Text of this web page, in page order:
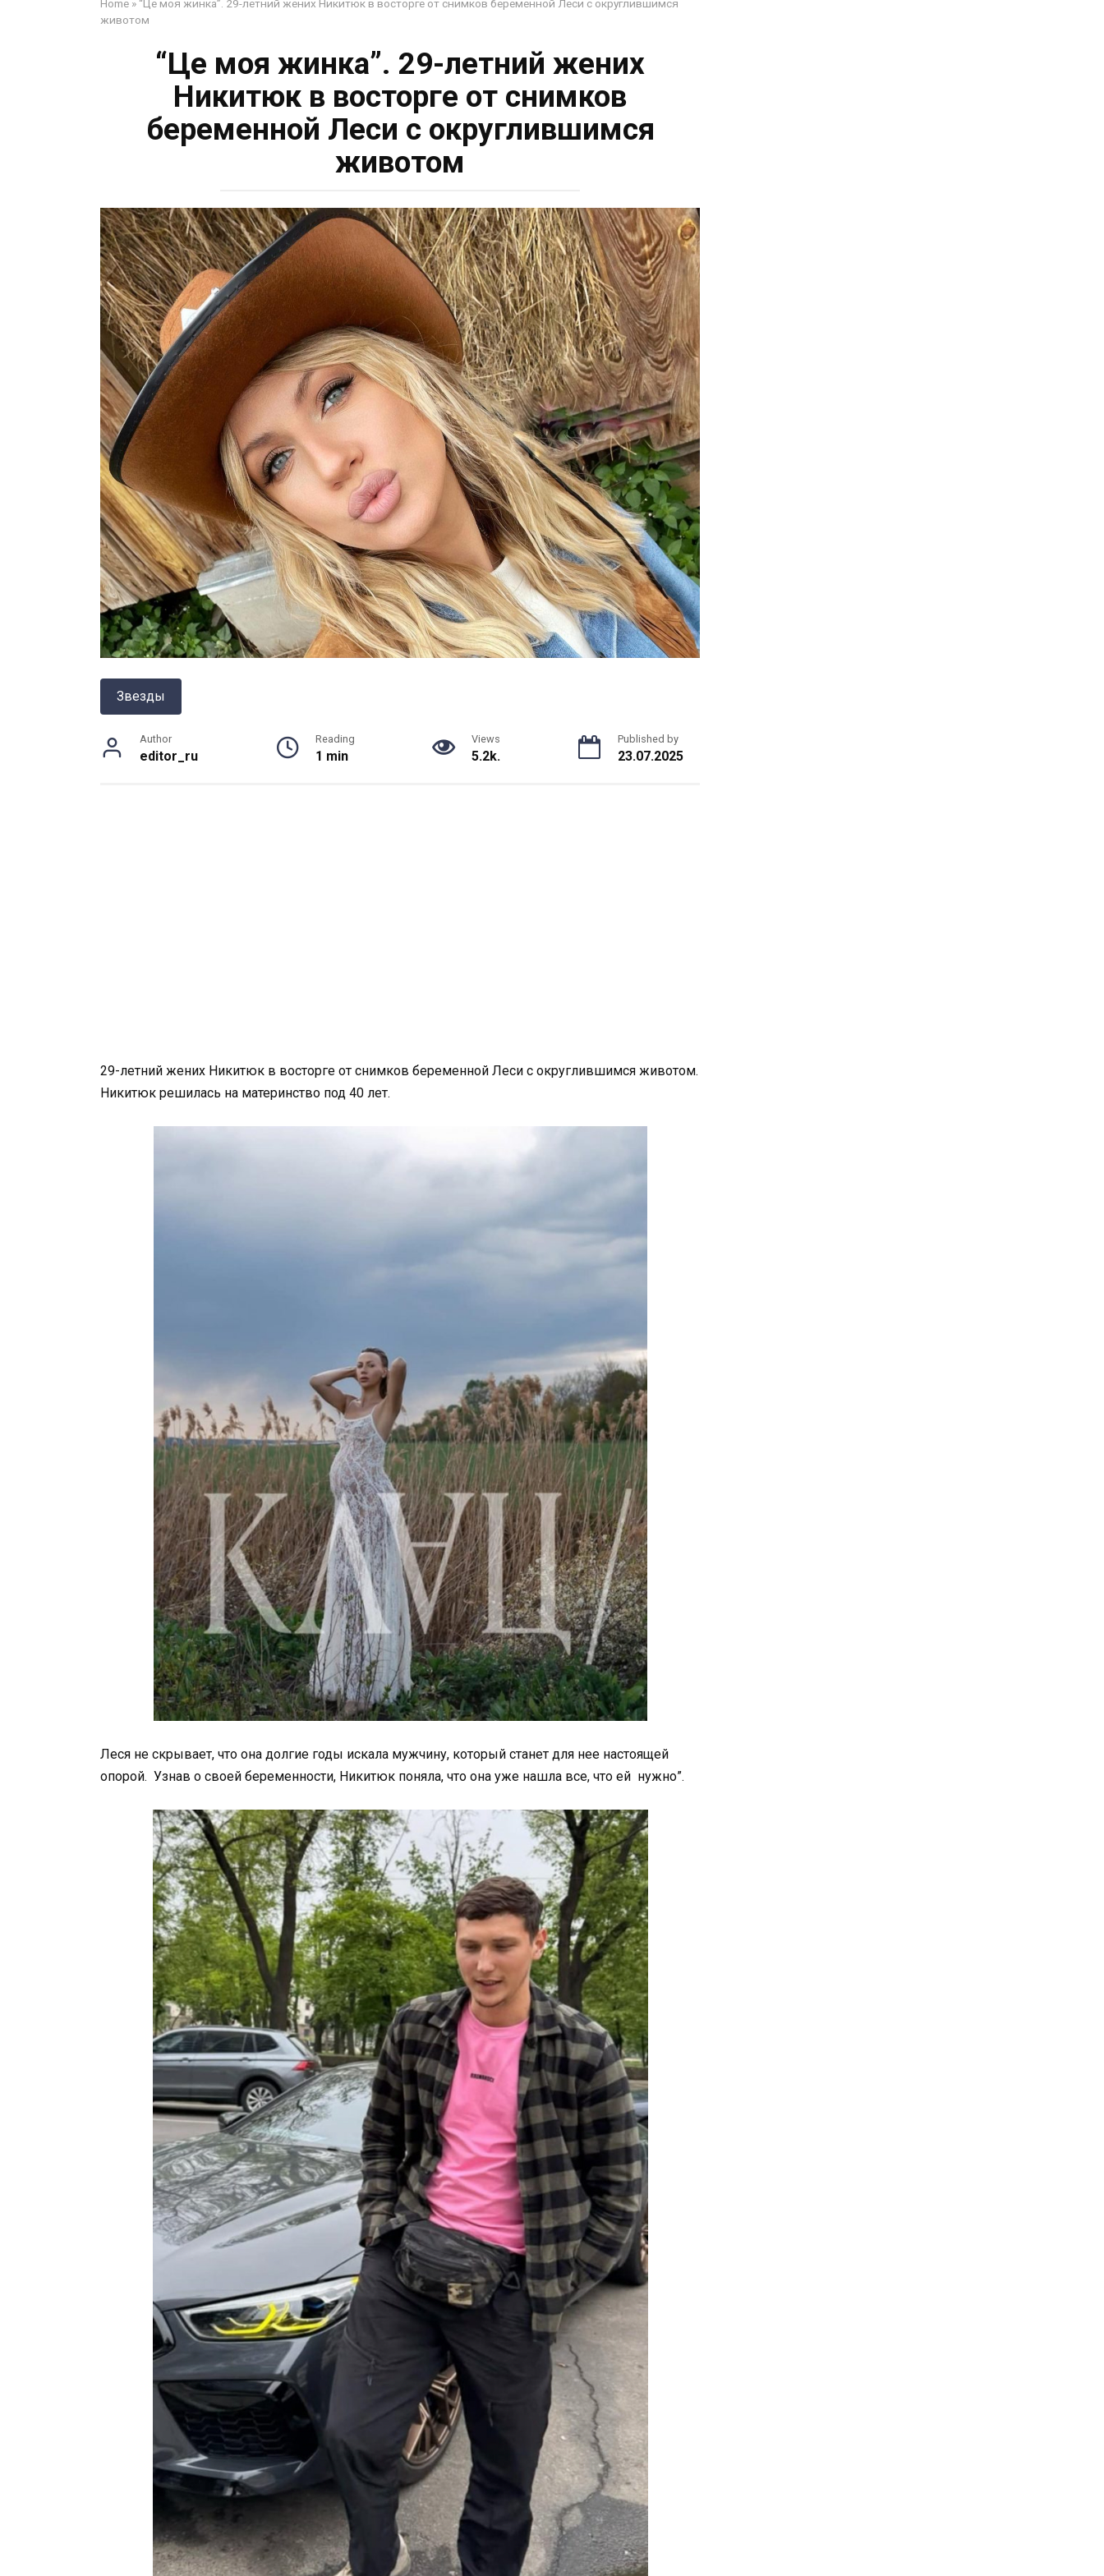
Home » “Це моя жинка”. 29-летний жених Никитюк в восторге от снимков беременной Леси с округлившимся
животом
“Це моя жинка”. 29-летний жених
Никитюк в восторге от снимков
беременной Леси с округлившимся
животом
Звезды
Author
editor_ru
Reading
1 min
Views
5.2k.
Published by
23.07.2025
29-летний жених Никитюк в восторге от снимков беременной Леси с округлившимся животом.
Никитюк решилась на материнство под 40 лет.
Леся не скрывает, что она долгие годы искала мужчину, который станет для нее настоящей
опорой. Узнав о своей беременности, Никитюк поняла, что она уже нашла все, что ей нужно”.